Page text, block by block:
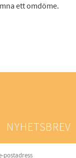
ett omdöme.
NYHETSBREV